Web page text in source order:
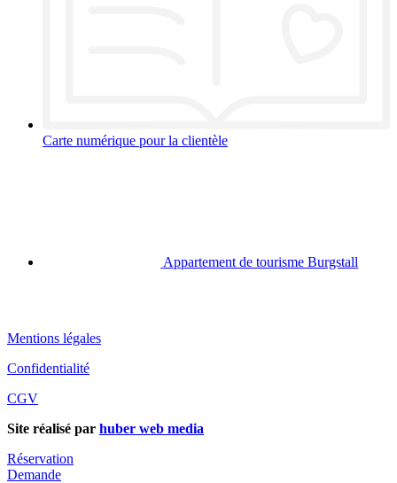
Carte numérique pour la clientèle
Appartement de tourisme Burgstall
Mentions légales
Confidentialité
CGV
Site réalisé par huber web media
Réservation
Demande